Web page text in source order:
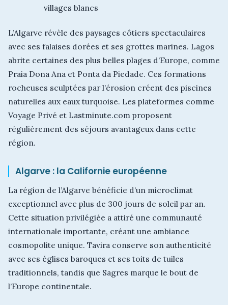
villages blancs
L’Algarve révèle des paysages côtiers spectaculaires
avec ses falaises dorées et ses grottes marines. Lagos
abrite certaines des plus belles plages d’Europe, comme
Praia Dona Ana et Ponta da Piedade. Ces formations
rocheuses sculptées par l’érosion créent des piscines
naturelles aux eaux turquoise. Les plateformes comme
Voyage Privé et Lastminute.com proposent
régulièrement des séjours avantageux dans cette
région.
Algarve : la Californie européenne
La région de l’Algarve bénéficie d’un microclimat
exceptionnel avec plus de 300 jours de soleil par an.
Cette situation privilégiée a attiré une communauté
internationale importante, créant une ambiance
cosmopolite unique. Tavira conserve son authenticité
avec ses églises baroques et ses toits de tuiles
traditionnels, tandis que Sagres marque le bout de
l’Europe continentale.